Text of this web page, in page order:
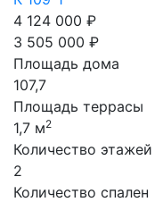
4 124 000 ₽
3 505 000 ₽
Площадь дома
107,7
Площадь террасы
1,7 м2
Количество этажей
2
Количество спален